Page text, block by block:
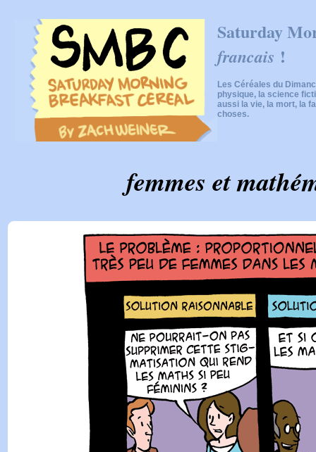
Saturday
francais !
Les Céréales du
physique, la science
aussi la vie, la mort, la
choses.
femmes et